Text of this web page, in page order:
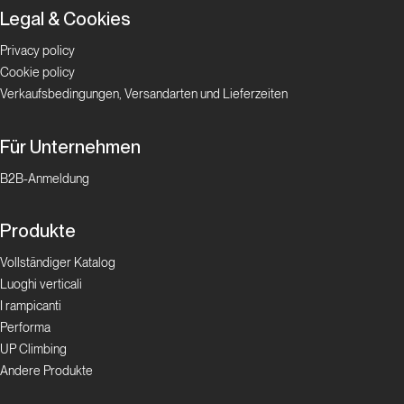
Legal & Cookies
Privacy policy
Cookie policy
Verkaufsbedingungen, Versandarten und Lieferzeiten
Für Unternehmen
B2B-Anmeldung
Produkte
Vollständiger Katalog
Luoghi verticali
I rampicanti
Performa
UP Climbing
Andere Produkte